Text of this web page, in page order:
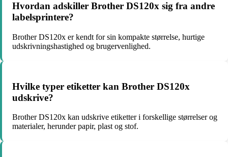
Hvordan adskiller Brother DS120x sig fra andre
labelsprintere?
Brother DS120x er kendt for sin kompakte størrelse, hurtige
udskrivningshastighed og brugervenlighed.
Hvilke typer etiketter kan Brother DS120x
udskrive?
Brother DS120x kan udskrive etiketter i forskellige størrelser og
materialer, herunder papir, plast og stof.